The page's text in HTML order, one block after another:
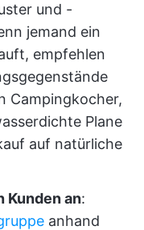
und -
jemand ein
empfehlen
Campingkocher,
Plane
auf natürliche
Kunden an:
anhand